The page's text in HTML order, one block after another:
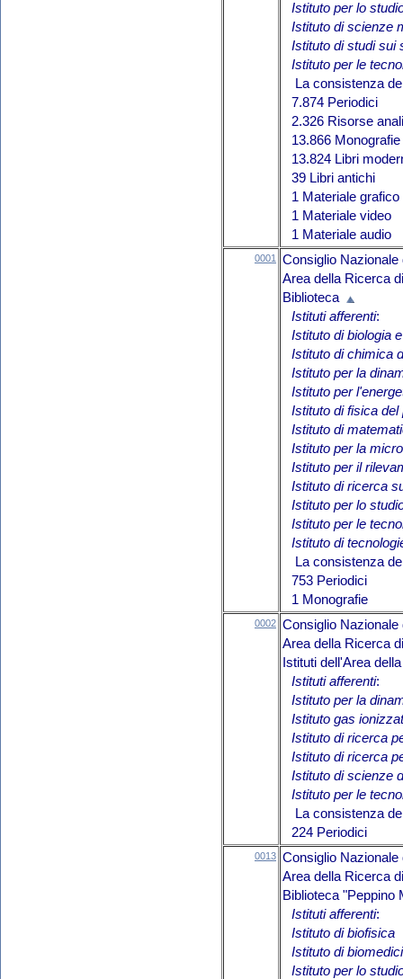
Istituto per lo
Istituto di scienze
Istituto di studi sui
Istituto per le
La consistenza
7.874 Periodici
2.326 Risorse
13.866
13.824 Libri
39 Libri antichi
1 Materiale grafico
1 Materiale video
1 Materiale audio
0001
Consiglio Nazionale
Area della Ricerca
Biblioteca
Istituti afferenti:
Istituto di biologia
Istituto di chimica
Istituto per la
Istituto per
Istituto di fisica
Istituto di
Istituto per la
Istituto per il
Istituto di ricerca
Istituto per lo
Istituto per le
Istituto di
La consistenza
753 Periodici
1 Monografie
0002 Consiglio Nazionale
Area della Ricerca
Istituti dell'Area
Istituti afferenti:
Istituto per la
Istituto gas
Istituto di ricerca
Istituto di ricerca
Istituto di scienze
Istituto per le
La consistenza
224 Periodici
0013 Consiglio Nazionale
Area della Ricerca
Biblioteca "Peppino
Istituti afferenti:
Istituto di biofisica
Istituto di
Istituto per lo